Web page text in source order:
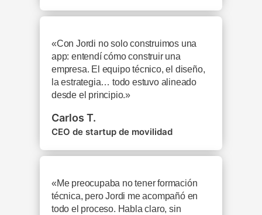
«Con Jordi no solo construimos una
app: entendí cómo construir una
empresa. El equipo técnico, el diseño,
la estrategia… todo estuvo alineado
desde el principio.»
Carlos T.
CEO de startup de movilidad
«Me preocupaba no tener formación
técnica, pero Jordi me acompañó en
todo el proceso. Habla claro, sin